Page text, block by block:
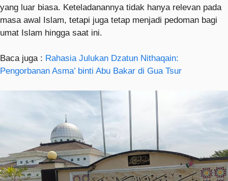
yang luar biasa. Keteladanannya tidak hanya relevan pada
masa awal Islam, tetapi juga tetap menjadi pedoman bagi
umat Islam hingga saat ini.
Baca juga : Rahasia Julukan Dzatun Nithaqain:
Pengorbanan Asma’ binti Abu Bakar di Gua Tsur